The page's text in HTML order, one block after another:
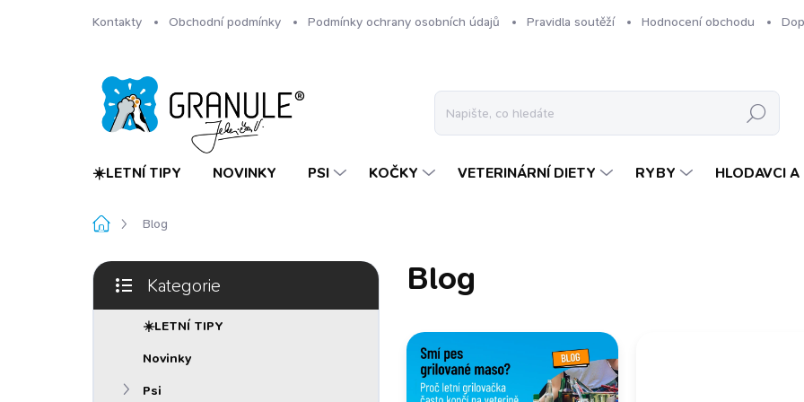
Kontakty Obchodní podmínky Podmínky ochrany osobních údajů Pravidla soutěží Hodnocení obchodu
Hledat
☀️LETNÍ TIPY NOVINKY PSI KOČKY VETERINÁRNÍ DIETY RYBY HLODAVCI A
DomůBlog
P
s
Přeskočit
kategorie
Kategorie
☀️LETNÍ TIPY
Novinky
Psi
Blog
V
ý